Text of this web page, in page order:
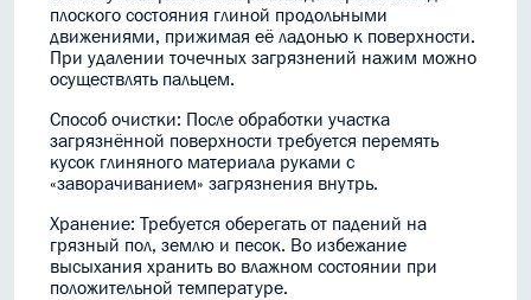
плоского состояния глиной продольными
движениями, прижимая её ладонью к поверхности.
При удалении точечных загрязнений нажим можно
осуществлять пальцем.
Способ очистки: После обработки участка
загрязнённой поверхности требуется перемять
кусок глиняного материала руками с
«заворачиванием» загрязнения внутрь.
Хранение: Требуется оберегать от падений на
грязный пол, землю и песок. Во избежание
высыхания хранить во влажном состоянии при
положительной температуре.